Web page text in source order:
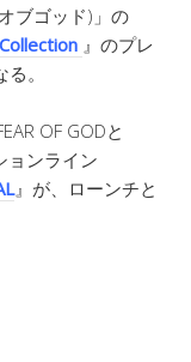
ブゴッド)」の
』のプレ
。
OF GODと
ョンライン
』が、ローンチと